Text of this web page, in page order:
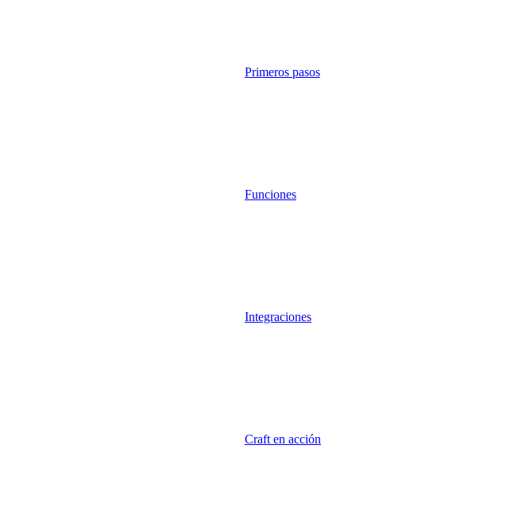
Primeros pasos
Funciones
Integraciones
Craft en acción